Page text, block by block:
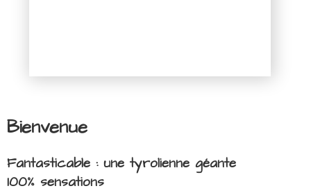
Bienvenue
Fantasticable : une tyrolienne géante
100% sensations